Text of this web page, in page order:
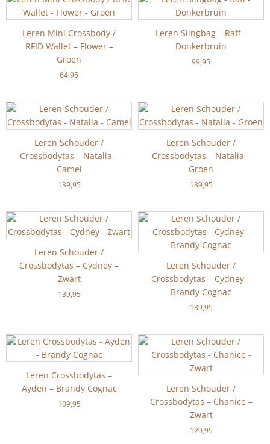
Leren Mini Crossbody /
RFID Wallet – Flower –
Groen
64,95
Leren Slingbag – Raff –
Donkerbruin
99,95
Leren Schouder /
Crossbodytas – Natalia –
Camel
139,95
Leren Schouder /
Crossbodytas – Natalia –
Groen
139,95
Leren Schouder /
Crossbodytas – Cydney –
Zwart
139,95
Leren Schouder /
Crossbodytas – Cydney –
Brandy Cognac
139,95
Leren Crossbodytas –
Ayden – Brandy Cognac
109,95
Leren Schouder /
Crossbodytas – Chanice –
Zwart
129,95